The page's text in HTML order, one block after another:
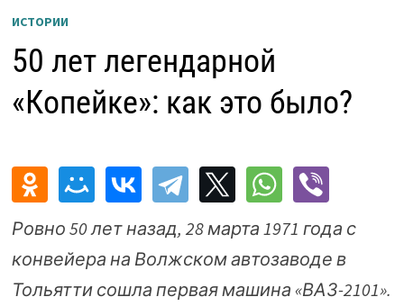
ИСТОРИИ
50 лет легендарной
«Копейке»: как это было?
Ровно 50 лет назад, 28 марта 1971 года с
конвейера на Волжском автозаводе в
Тольятти сошла первая машина «ВАЗ-2101».